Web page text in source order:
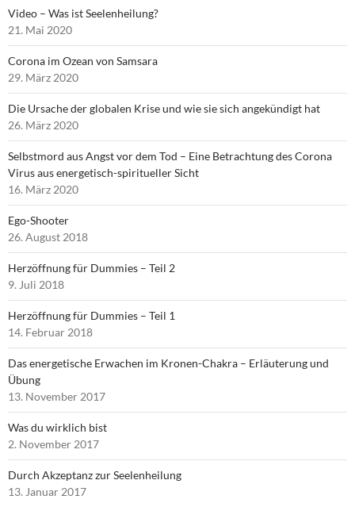
Video – Was ist Seelenheilung?
21. Mai 2020
Corona im Ozean von Samsara
29. März 2020
Die Ursache der globalen Krise und wie sie sich angekündigt hat
26. März 2020
Selbstmord aus Angst vor dem Tod – Eine Betrachtung des Corona
Virus aus energetisch-spiritueller Sicht
16. März 2020
Ego-Shooter
26. August 2018
Herzöffnung für Dummies – Teil 2
9. Juli 2018
Herzöffnung für Dummies – Teil 1
14. Februar 2018
Das energetische Erwachen im Kronen-Chakra – Erläuterung und
Übung
13. November 2017
Was du wirklich bist
2. November 2017
Durch Akzeptanz zur Seelenheilung
13. Januar 2017